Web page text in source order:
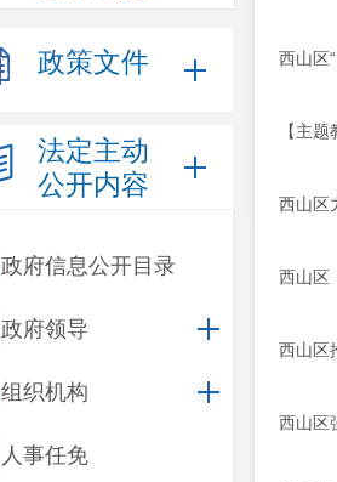
政策文件
法定主动
公开内容
政府信息公开目录
政府领导
组织机构
人事任免
西山区
【主
西山区
西山区
西山区
西山区